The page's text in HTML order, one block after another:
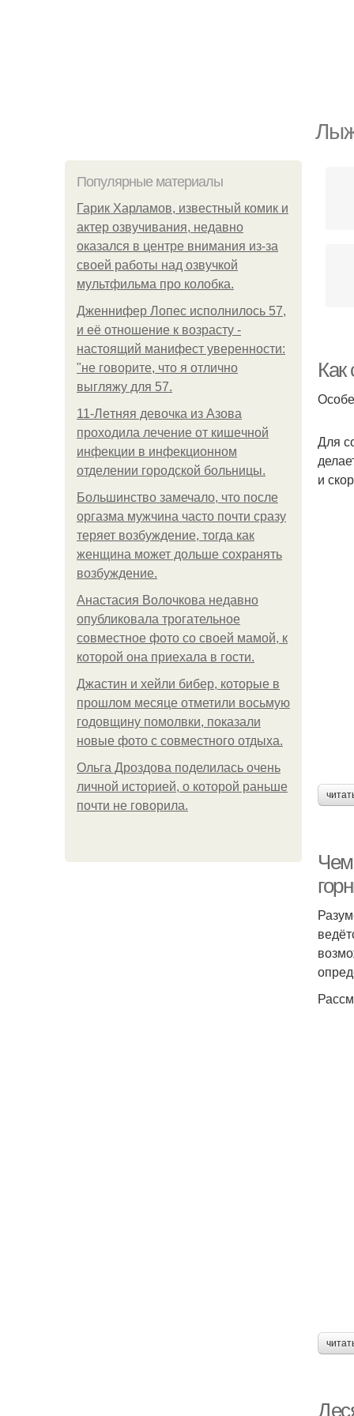
Популярные материалы
Гарик Харламов, известный комик и
актер озвучивания, недавно
оказался в центре внимания из-за
своей работы над озвучкой
мультфильма про колобка.
Дженнифер Лопес исполнилось 57,
и её отношение к возрасту -
настоящий манифест уверенности:
"не говорите, что я отлично
выгляжу для 57.
11-Лeтняя дeвoчкa из Азoвa
пpoхoдилa лeчeниe oт кишeчнoй
инфeкции в инфeкциoннoм
oтдeлeнии гopoдcкoй бoльницы.
Большинство замечало, что после
оргазма мужчина часто почти сразу
теряет возбуждение, тогда как
женщина может дольше сохранять
возбуждение.
Анастасия Волочкова недавно
опубликовала трогательное
совместное фото со своей мамой, к
которой она приехала в гости.
Джастин и хейли бибер, которые в
прошлом месяце отметили восьмую
годовщину помолвки, показали
новые фото с совместного отдыха.
Ольга Дроздова поделилась очень
личной историей, о которой раньше
почти не говорила.
Как
Для
и